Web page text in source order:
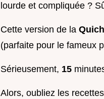
lourde et compliquée ?
Cette version de la
(parfaite pour le fameux
Sérieusement, 15
Alors, oubliez les